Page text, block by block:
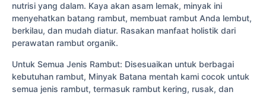
nutrisi yang dalam. Kaya akan asam lemak, minyak ini
menyehatkan batang rambut, membuat rambut Anda lembut,
berkilau, dan mudah diatur. Rasakan manfaat holistik dari
perawatan rambut organik.
Untuk Semua Jenis Rambut: Disesuaikan untuk berbagai
kebutuhan rambut, Minyak Batana mentah kami cocok untuk
semua jenis rambut, termasuk rambut kering, rusak, dan